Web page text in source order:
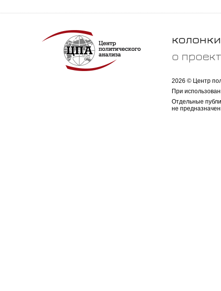
колонки
о
2026 © Центр
При
Отдельные
не